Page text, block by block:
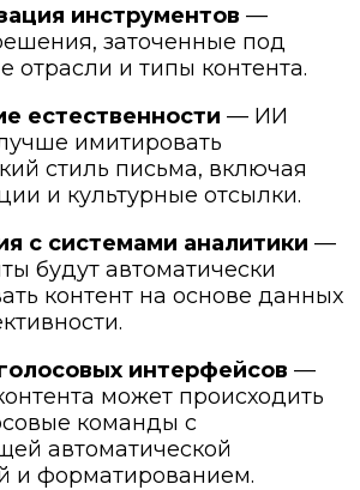
инструментов —
заточенные под
отрасли и типы контента.
естественности — ИИ
имитировать
стиль письма, включая
и культурные отсылки.
с системами аналитики —
будут автоматически
контент на основе данных
интерфейсов —
может происходить
команды с
автоматической
и форматированием.